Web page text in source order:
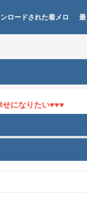
ロードされた着メロ
なりたい♥♥♥